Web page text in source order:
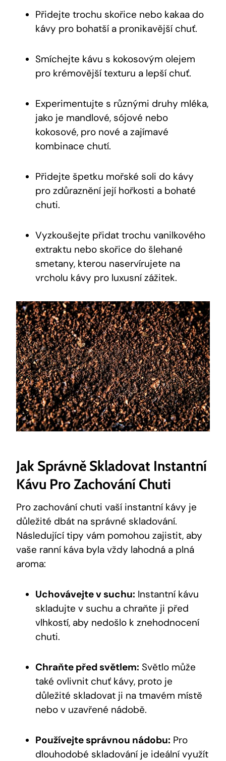
Přidejte trochu skořice nebo kakaa do
kávy pro bohatší a pronikavější chuť.
Smíchejte kávu s kokosovým olejem
pro krémovější texturu a lepší chuť.
Experimentujte s různými druhy mléka,
jako je mandlové, sójové nebo
kokosové, pro nové a zajímavé
kombinace chutí.
Přidejte špetku mořské soli do kávy
pro zdůraznění její hořkosti a bohaté
chuti.
Vyzkoušejte přidat trochu vanilkového
extraktu nebo skořice do šlehané
smetany, kterou naservírujete na
vrcholu kávy pro luxusní zážitek.
Jak Správně Skladovat Instantní
Kávu Pro Zachování Chuti
Pro zachování chuti vaší instantní kávy je
důležité dbát na správné skladování.
Následující tipy vám pomohou zajistit, aby
vaše ranní káva byla vždy lahodná a plná
aroma:
Uchovávejte v suchu: Instantní kávu
skladujte v suchu a chraňte ji před
vlhkostí, aby nedošlo k znehodnocení
chuti.
Chraňte před světlem: Světlo může
také ovlivnit chuť kávy, proto je
důležité skladovat ji na tmavém místě
nebo v uzavřené nádobě.
Používejte správnou nádobu: Pro
dlouhodobé skladování je ideální využít